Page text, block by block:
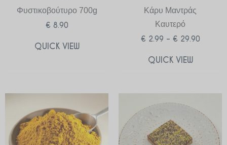
Φυστικοβούτυρο 700g
€ 8.90
QUICK VIEW
Κάρυ Μαντράς
Καυτερό
€ 2.99 – € 29.90
QUICK VIEW
range:
€ 2.99
through
€ 29.90